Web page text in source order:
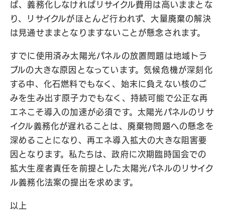
ば、義務化しなければリサイクル費用は高いままとな
り、リサイクルがほとんど行われず、大量廃棄の解決
は見通せままとなりますないことが懸念されます。
すでに使用済み太陽光パネルの放置問題は地域トラ
ブルの大きな原因となっています。気候危機が深刻化
する中、化石燃料でもなく、始末に負えない核のご
みを生み出す原子力でもなく、持続可能で公正な再
エネこそ導入の加速が必須です。太陽光パネルのリサ
イクル義務化が遅れることは、廃棄物問題への懸念を
深めることになり、再エネ導入拡大の大きな阻害要
因となります。私たちは、政府に次期臨時国会での
拡大生産者責任を前提とした太陽光パネルのリサイク
ル義務化法案の提出を求めます。
以上